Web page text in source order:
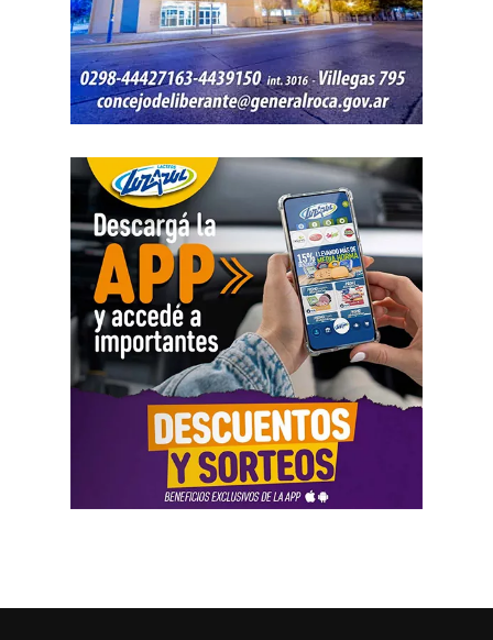
Mientras la reforma laboral ataca una de las conquistas
fundacionales como la jornada de 8 horas, instalando un
banco de horas flexible, que borra los límites entre lo
personal y lo laboral, debemos recurrir a varios empleos
para poder sostener la vida», dijo Chevalier y subrayó
asimétrica sobre las mujeres, provoca una crisis sobre los
cuidados y desorganiza los hogares».
Al abordar la persecución política a sindicalistas y
sindicatos, Biró sostuvo que «el Estado me ha iniciado
una persecución mediática, gremial, jurídica y personal
por ser el secretario general de la Asociación de Pilotos.
Se trata de una campaña abierta y pública de difamación
llevada adelante por funcionarios del gobierno, utilizando
la aplicación Mi Argentina o las carteleras de las
estaciones terminales. Usaron todos los recursos del
Estado. Me imputaron delitos penales, me hicieron saber
que perseguían a mi familia, a mi mujer y a mis hijas, y
tuve que presentar un habeas corpus preventivo».
sindicales como las que hicieron a los compañeros de La